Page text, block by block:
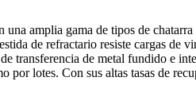
amplia gama de tipos de
de refractario resiste cargas de
transferencia de metal fundido e
lotes. Con sus altas tasas de